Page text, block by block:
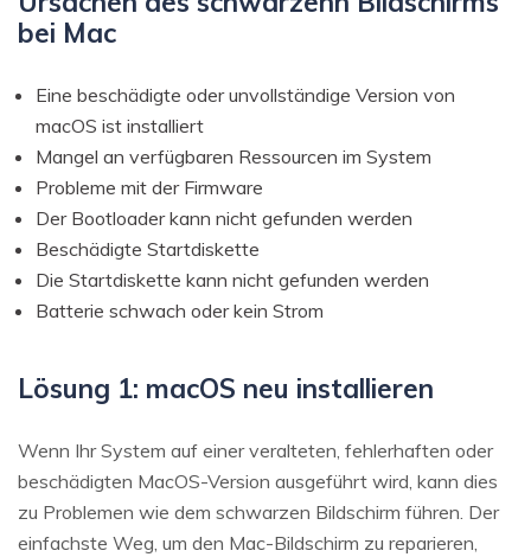
bei Mac
Eine beschädigte oder unvollständige Version von
macOS ist installiert
Mangel an verfügbaren Ressourcen im System
Probleme mit der Firmware
Der Bootloader kann nicht gefunden werden
Beschädigte Startdiskette
Die Startdiskette kann nicht gefunden werden
Batterie schwach oder kein Strom
Lösung 1: macOS neu installieren
Wenn Ihr System auf einer veralteten, fehlerhaften oder
beschädigten MacOS-Version ausgeführt wird, kann dies
zu Problemen wie dem schwarzen Bildschirm führen. Der
einfachste Weg, um den Mac-Bildschirm zu reparieren,